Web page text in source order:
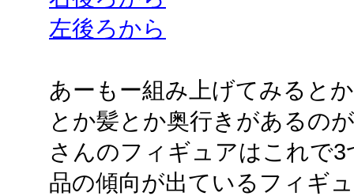
左後ろから
あーもー組み上げてみると
とか髪とか奥行きがあるの
さんのフィギュアはこれで
品の傾向が出ているフィギ